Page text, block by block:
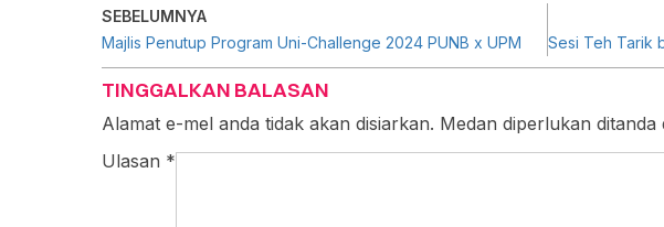
SEBELUMNYA
Majlis Penutup Program Uni-Challenge 2024 PUNB x UPM
TINGGALKAN BALASAN
Alamat e-mel anda tidak akan disiarkan. Medan diperlukan ditanda
Ulasan *